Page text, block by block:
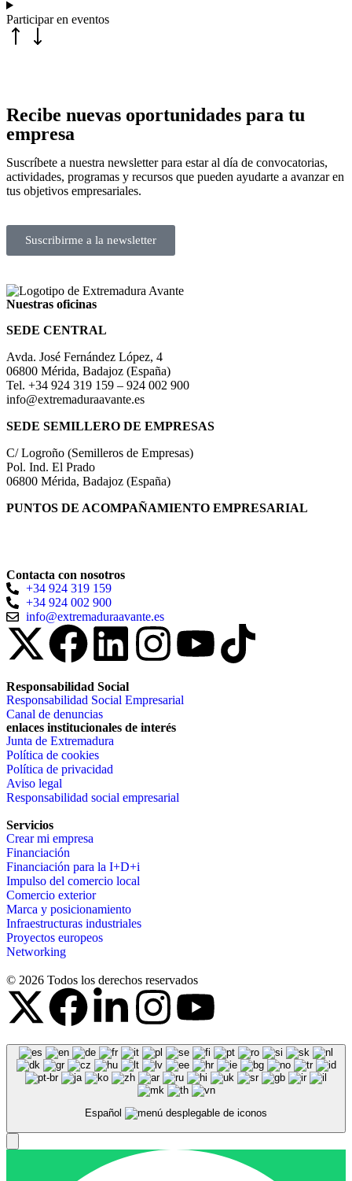
Participar en eventos
Recibe nuevas oportunidades para tu
empresa
Suscríbete a nuestra newsletter para estar al día de convocatorias,
actividades, programas y recursos que pueden ayudarte a avanzar en
tus objetivos empresariales.
Suscribirme a la newsletter
Nuestras oficinas
SEDE CENTRAL
Avda. José Fernández López, 4
06800 Mérida, Badajoz (España)
Tel. +34 924 319 159 – 924 002 900
info@extremaduraavante.es
SEDE SEMILLERO DE EMPRESAS
C/ Logroño (Semilleros de Empresas)
Pol. Ind. El Prado
06800 Mérida, Badajoz (España)
PUNTOS DE ACOMPAÑAMIENTO EMPRESARIAL
Contacta con nosotros
+34 924 319 159
+34 924 002 900
info@extremaduraavante.es
Responsabilidad Social
Responsabilidad Social Empresarial
Canal de denuncias
enlaces institucionales de interés
Junta de Extremadura
Política de cookies
Política de privacidad
Aviso legal
Responsabilidad social empresarial
Servicios
Crear mi empresa
Financiación
Financiación para la I+D+i
Impulso del comercio local
Comercio exterior
Marca y posicionamiento
Infraestructuras industriales
Proyectos europeos
Networking
© 2026 Todos los derechos reservados
Español